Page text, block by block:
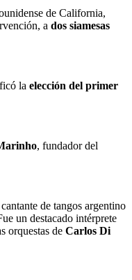
de California,
a dos siamesas
la elección del primer
, fundador del
de tangos argentino
un destacado intérprete
orquestas de Carlos Di